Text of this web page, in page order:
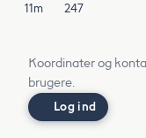
11m 247
Koordinater og
brugere.
Log ind